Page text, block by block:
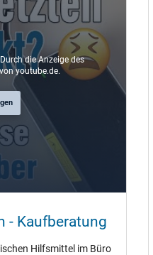
die Anzeige des
von youtube.de.
- Kaufberatung
Hilfsmittel im Büro